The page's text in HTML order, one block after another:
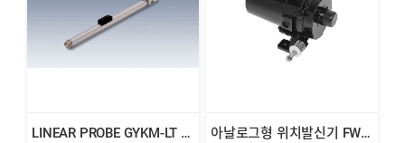
LINEAR PROBE GYKM-LT 고정밀위치발신기 아날로그형 위치발신기 FW22